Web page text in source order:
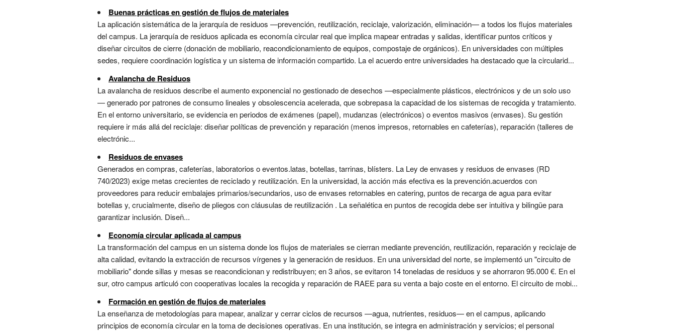
Buenas prácticas en gestión de flujos de materiales
La aplicación sistemática de la jerarquía de residuos —prevención, reutilización, reciclaje, valorización, eliminación— a todos los flujos materiales
del campus. La jerarquía de residuos aplicada es economía circular real que implica mapear entradas y salidas, identificar puntos críticos y
diseñar circuitos de cierre (donación de mobiliario, reacondicionamiento de equipos, compostaje de orgánicos). En universidades con múltiples
sedes, requiere coordinación logística y un sistema de información compartido. La el acuerdo entre universidades ha destacado que la circularid...
Avalancha de Residuos
La avalancha de residuos describe el aumento exponencial no gestionado de desechos —especialmente plásticos, electrónicos y de un solo uso
— generado por patrones de consumo lineales y obsolescencia acelerada, que sobrepasa la capacidad de los sistemas de recogida y tratamiento.
En el entorno universitario, se evidencia en periodos de exámenes (papel), mudanzas (electrónicos) o eventos masivos (envases). Su gestión
requiere ir más allá del reciclaje: diseñar políticas de prevención y reparación (menos impresos, retornables en cafeterías), reparación (talleres de
electrónic...
Residuos de envases
Generados en compras, cafeterías, laboratorios o eventos.latas, botellas, tarrinas, blísters. La Ley de envases y residuos de envases (RD
740/2023) exige metas crecientes de reciclado y reutilización. En la universidad, la acción más efectiva es la prevención.acuerdos con
proveedores para reducir embalajes primarios/secundarios, uso de envases retornables en catering, puntos de recarga de agua para evitar
botellas y, crucialmente, diseño de pliegos con cláusulas de reutilización . La señalética en puntos de recogida debe ser intuitiva y bilingüe para
garantizar inclusión. Diseñ...
Economía circular aplicada al campus
La transformación del campus en un sistema donde los flujos de materiales se cierran mediante prevención, reutilización, reparación y reciclaje de
alta calidad, evitando la extracción de recursos vírgenes y la generación de residuos. En una universidad del norte, se implementó un "circuito de
mobiliario" donde sillas y mesas se reacondicionan y redistribuyen; en 3 años, se evitaron 14 toneladas de residuos y se ahorraron 95.000 €. En el
sur, otro campus articuló con cooperativas locales la recogida y reparación de RAEE para su venta a bajo coste en el entorno. El circuito de mobi...
Formación en gestión de flujos de materiales
La enseñanza de metodologías para mapear, analizar y cerrar ciclos de recursos —agua, nutrientes, residuos— en el campus, aplicando
principios de economía circular en la toma de decisiones operativas. En una institución, se integra en administración y servicios; el personal